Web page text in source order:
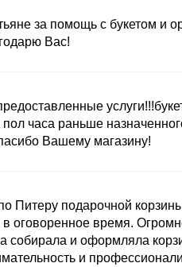
за помощь с букетом и
Вас!
часа раньше
Вашему магазину!
Питеру подарочной
оговоренное время.
собирала и оформляла
и